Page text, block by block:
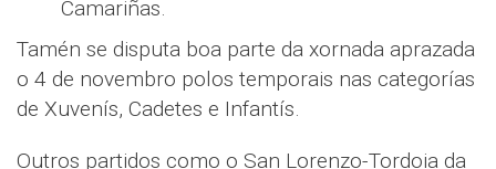
Camariñas.
Tamén se disputa boa parte da xornada aprazada
o 4 de novembro polos temporais nas categorías
de Xuvenís, Cadetes e Infantís.
Outros partidos como o San Lorenzo-Tordoia da